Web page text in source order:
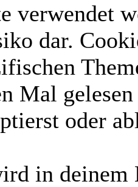
verwendet
dar.
Mal
oder
in deinem